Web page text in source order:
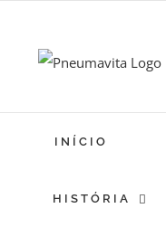
content
INÍCIO
HISTÓRIA